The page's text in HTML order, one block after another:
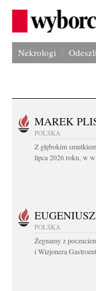
Nekrologi
MAREK
POLSKA
Z głębokim
lipca 2026 roku, w
POLSKA
Żegnamy z
i Wizjonera